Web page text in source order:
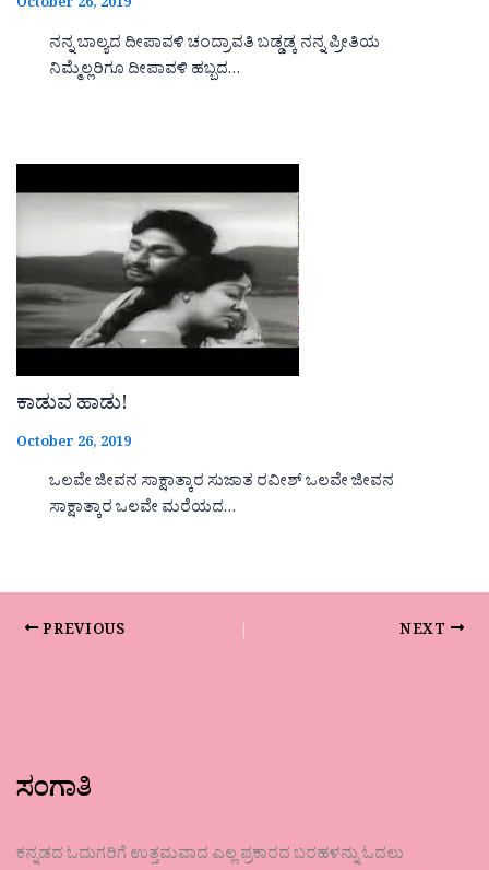
October 26, 2019
ನನ್ನ ಬಾಲ್ಯದ ದೀಪಾವಳಿ ಚಂದ್ರಾವತಿ ಬಡ್ಡಡ್ಕ ನನ್ನ ಪ್ರೀತಿಯ
ನಿಮ್ಮೆಲ್ಲರಿಗೂ ದೀಪಾವಳಿ ಹಬ್ಬದ…
ಕಾಡುವ ಹಾಡು!
October 26, 2019
ಒಲವೇ ಜೀವನ ಸಾಕ್ಷಾತ್ಕಾರ ಸುಜಾತ ರವೀಶ್ ಒಲವೇ ಜೀವನ
ಸಾಕ್ಷಾತ್ಕಾರ ಒಲವೇ ಮರೆಯದ…
PREVIOUS NEXT
ಸಂಗಾತಿ
ಕನ್ನಡದ ಓದುಗರಿಗೆ ಉತ್ತಮವಾದ ಎಲ್ಲ ಪ್ರಕಾರದ ಬರಹಳನ್ನು ಓದಲು